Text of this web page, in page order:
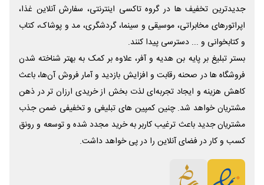
جدیدترین تخفیف ها در گروه تاکسی اینترنتی، سفارش آنلاین غذا،
اپراتورهای مخابراتی، موسیقی و سینما، گردشگری، مد و پوشاک، کتاب
و کتابخوانی و ... دسترسی پیدا کنند.
بستر تبلیغ بر پایه بن هدیه و آفر، علاوه بر کمک به بهتر شناخته شدن
فروشگاه ها در صحنه رقابت و افزایش بازدید و آمار فروش آن‌ها، باعث
کاهش هزینه و ایجاد تجربه‌ای لذت بخش از خریدی ارزان تر در ذهن
مشتریان خواهد شد. چنین کمپین های تبلیغی و تخفیفی ضمن جذب
مشتریان جدید باعث ترغیب کاربر به خرید مجدد شده و توسعه و رونق
کسب و کار در فضای آنلاین را در پی خواهد داشت.